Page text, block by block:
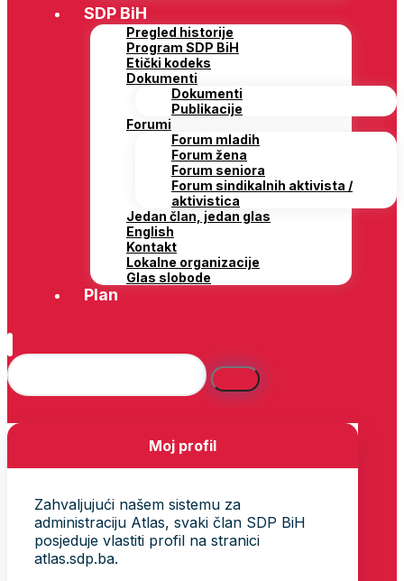
SDP BiH
Pregled historije
Program SDP BiH
Etički kodeks
Dokumenti
Dokumenti
Publikacije
Forumi
Forum mladih
Forum žena
Forum seniora
Forum sindikalnih aktivista /
aktivistica
Jedan član, jedan glas
English
Kontakt
Lokalne organizacije
Glas slobode
Plan
Moj profil
Zahvaljujući našem sistemu za
administraciju Atlas, svaki član SDP BiH
posjeduje vlastiti profil na stranici
atlas.sdp.ba.